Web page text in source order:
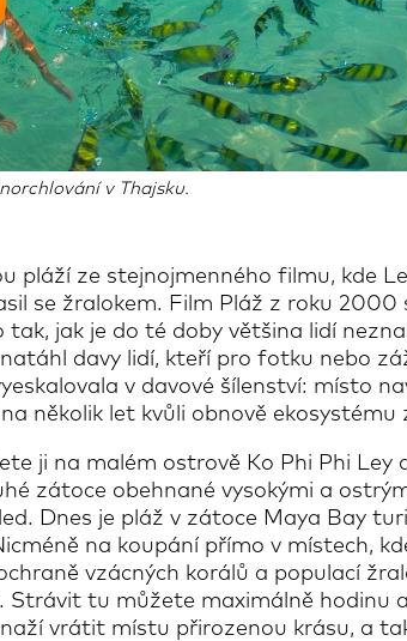
v Thajsku.
pláží ze stejnojmenného filmu, kde
se žralokem. Film Pláž z roku 2000
tak, jak je do té doby většina lidí
davy lidí, kteří pro fotku nebo
v davové šílenství: místo
několik let kvůli obnově ekosystému
ji na malém ostrově Ko Phi Phi Ley
zátoce obehnané vysokými a
Dnes je pláž v zátoce Maya Bay
na koupání přímo v místech,
vzácných korálů a populací
Strávit tu můžete maximálně hodinu
vrátit místu přirozenou krásu, a